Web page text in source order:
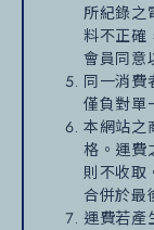
所紀錄之
料不正確
會員同意
同一消費
僅負對單
本網站之
格。運費
則不收
合併於最
運費若產